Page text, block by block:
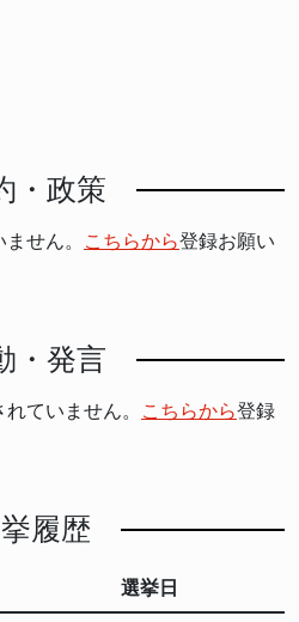
・政策
せん。 こちらから登録お願い
・発言
ていません。 こちらから登録
履歴
選挙日